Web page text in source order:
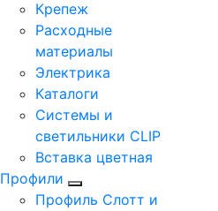
Крепеж
Расходные
материалы
Электрика
Каталоги
Системы и
светильники CLIP
Вставка цветная
Профили
Профиль Слотт и